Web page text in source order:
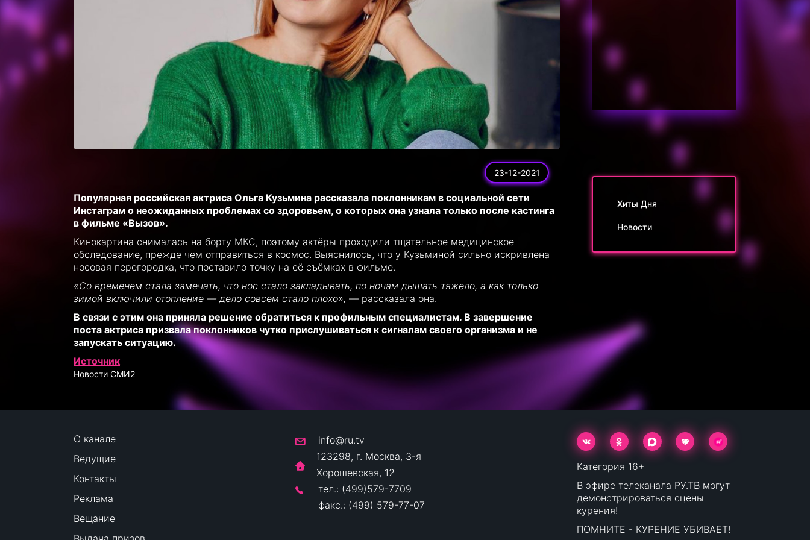
23-12-2021
Популярная российская актриса Ольга Кузьмина рассказала поклонникам в социальной сети
Инстаграм о неожиданных проблемах со здоровьем, о которых она узнала только после кастинга
в фильме «Вызов».
Кинокартина снималась на борту МКС, поэтому актёры проходили тщательное медицинское
обследование, прежде чем отправиться в космос. Выяснилось, что у Кузьминой сильно искривлена
носовая перегородка, что поставило точку на её съёмках в фильме.
«Со временем стала замечать, что нос стало закладывать, по ночам дышать тяжело, а как только
зимой включили отопление — дело совсем стало плохо», — рассказала она.
В связи с этим она приняла решение обратиться к профильным специалистам. В завершение
поста актриса призвала поклонников чутко прислушиваться к сигналам своего организма и не
запускать ситуацию.
Источник
Новости СМИ2
Хиты Дня
Новости
О канале
Ведущие
Контакты
Реклама
Вещание
info@ru.tv
123298, г. Москва, 3-я
Хорошевская, 12
тел.: (499)579-7709
факс.: (499) 579-77-07
Категория 16+
В эфире телеканала РУ.ТВ могут
демонстрироваться сцены
курения!
ПОМНИТЕ - КУРЕНИЕ УБИВАЕТ!